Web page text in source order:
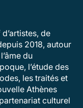
de
2018, autour
du
l’étude des
les traités et
Athènes
culturel